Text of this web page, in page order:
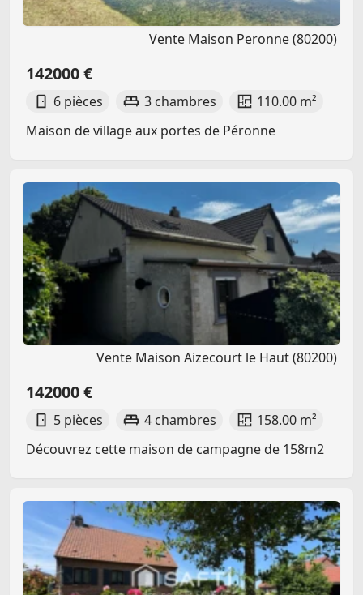
Vente Maison Peronne (80200)
142000 €
6 pièces 3 chambres
110.00 m²
Maison de village aux portes de Péronne
Vente Maison Aizecourt le Haut (80200)
142000 €
5 pièces 4 chambres
158.00 m²
Découvrez cette maison de campagne de 158m2